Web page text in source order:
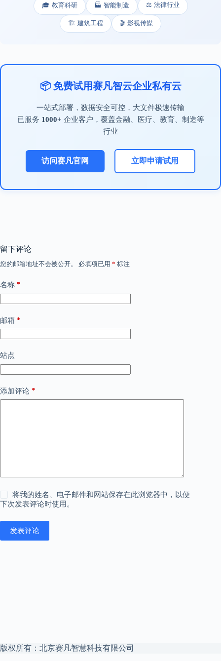
🎓 教育科研 🏭 智能制造 ⚖️ 法律行业
🏗️ 建筑工程 🎬 影视传媒
📦 免费试用赛凡智云企业私有云
一站式部署，数据安全可控，大文件极速传输
已服务 1000+ 企业客户，覆盖金融、医疗、教育、制造等
行业
访问赛凡官网 立即申请试用
留下评论
您的邮箱地址不会被公开。 必填项已用 * 标注
名称 *
邮箱 *
站点
添加评论 *
将我的姓名、电子邮件和网站保存在此浏览器中，以便
下次发表评论时使用。
发表评论
版权所有：北京赛凡智慧科技有限公司